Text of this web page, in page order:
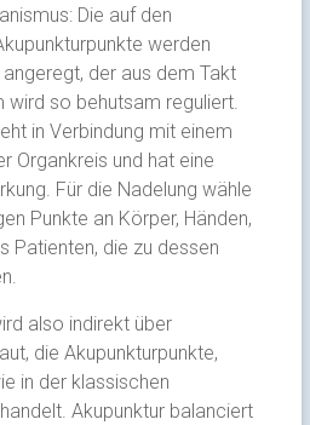
Die auf den
werden
der aus dem Takt
wird so behutsam reguliert.
in Verbindung mit einem
Organkreis und hat eine
Für die Nadelung wähle
Punkte an Körper, Händen,
Patienten, die zu dessen
also indirekt über
die Akupunkturpunkte,
in der klassischen
Akupunktur balanciert